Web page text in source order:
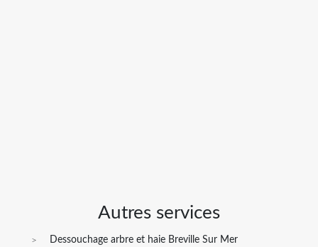
Autres services
Dessouchage arbre et haie Breville Sur Mer